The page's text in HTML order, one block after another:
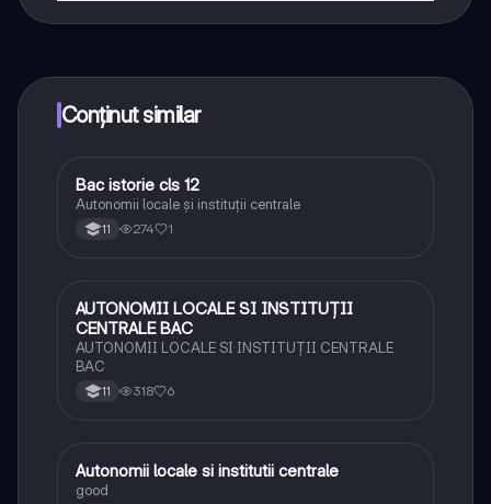
Conținut similar
Istorie
Bac istorie cls 12
Autonomii locale și instituții centrale
11 274 1
Istorie
AUTONOMII LOCALE SI INSTITUȚII
CENTRALE BAC
AUTONOMII LOCALE SI INSTITUȚII CENTRALE
BAC
11 318 6
Istorie
Autonomii locale si institutii centrale
good